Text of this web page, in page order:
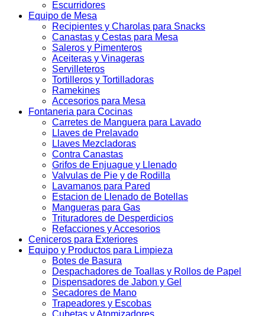
Escurridores
Equipo de Mesa
Recipientes y Charolas para Snacks
Canastas y Cestas para Mesa
Saleros y Pimenteros
Aceiteras y Vinageras
Servilleteros
Tortilleros y Tortilladoras
Ramekines
Accesorios para Mesa
Fontaneria para Cocinas
Carretes de Manguera para Lavado
Llaves de Prelavado
Llaves Mezcladoras
Contra Canastas
Grifos de Enjuague y Llenado
Valvulas de Pie y de Rodilla
Lavamanos para Pared
Estacion de Llenado de Botellas
Mangueras para Gas
Trituradores de Desperdicios
Refacciones y Accesorios
Ceniceros para Exteriores
Equipo y Productos para Limpieza
Botes de Basura
Despachadores de Toallas y Rollos de Papel
Dispensadores de Jabon y Gel
Secadores de Mano
Trapeadores y Escobas
Cubetas y Atomizadores